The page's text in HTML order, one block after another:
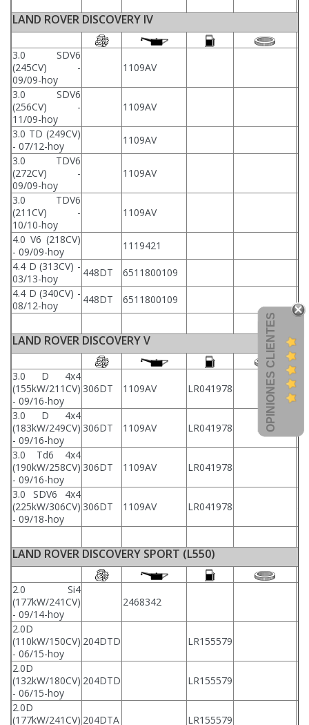
LAND ROVER DISCOVERY IV
3.0 SDV6
(245CV) -
09/09-hoy
1109AV
3.0 SDV6
(256CV) -
11/09-hoy
1109AV
3.0 TD (249CV)
- 07/12-hoy
1109AV
3.0 TDV6
(272CV) -
09/09-hoy
1109AV
3.0 TDV6
(211CV) -
10/10-hoy
1109AV
4.0 V6 (218CV)
- 09/09-hoy
1119421
4.4 D (313CV) -
03/13-hoy
448DT
6511800109
4.4 D (340CV) -
08/12-hoy
448DT 6511800109
LAND ROVER DISCOVERY V
3.0 D 4x4
(155kW/211CV)
- 09/16-hoy
306DT 1109AV LR041978
3.0 D 4x4
(183kW/249CV)
- 09/16-hoy
306DT 1109AV LR041978
3.0 Td6 4x4
(190kW/258CV)
- 09/16-hoy
306DT 1109AV LR041978
3.0 SDV6 4x4
(225kW/306CV)
- 09/18-hoy
306DT 1109AV LR041978
LAND ROVER DISCOVERY SPORT (L550)
2.0 Si4
(177kW/241CV)
- 09/14-hoy
2468342
2.0D
(110kW/150CV)
- 06/15-hoy
204DTD LR155579
2.0D
(132kW/180CV)
- 06/15-hoy
204DTD LR155579
2.0D
(177kW/241CV) 204DTA LR155579
OPINIONES CLIENTES